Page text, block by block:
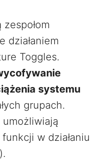
działaniem
Toggles.
systemu
grupach.
umożliwiają
w działaniu